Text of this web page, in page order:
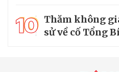
10 Thăm không
sử về cố Tổng